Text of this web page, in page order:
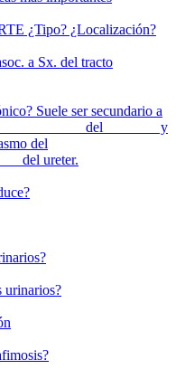
¿Tipo? ¿Localización?
a Sx. del tracto
Suele ser secundario a
del _______ y
del
del ureter.
urinarios?